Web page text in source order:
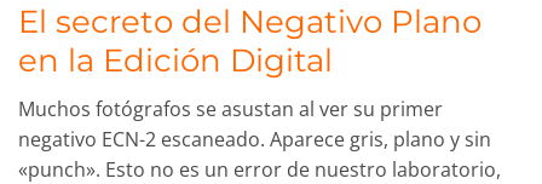
El secreto del Negativo Plano
en la Edición Digital
Muchos fotógrafos se asustan al ver su primer
negativo ECN-2 escaneado. Aparece gris, plano y sin
«punch». Esto no es un error de nuestro laboratorio,